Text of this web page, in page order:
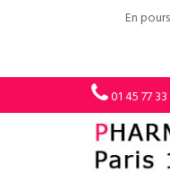
En
01 45 77